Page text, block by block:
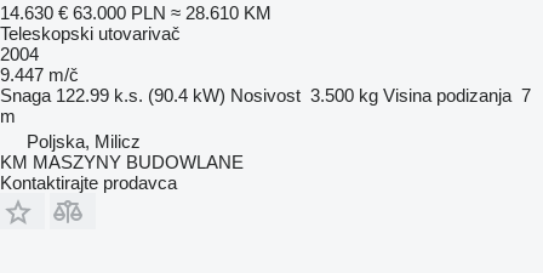
14.630 € 63.000 PLN ≈ 28.610 KM
Teleskopski utovarivač
2004
9.447 m/č
Snaga 122.99 k.s. (90.4 kW) Nosivost 3.500 kg Visina podizanja 7
m
Poljska, Milicz
KM MASZYNY BUDOWLANE
Kontaktirajte prodavca